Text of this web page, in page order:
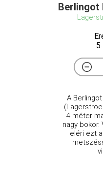
Berlingot
5
A
4 méter
nagy
eléri ezt